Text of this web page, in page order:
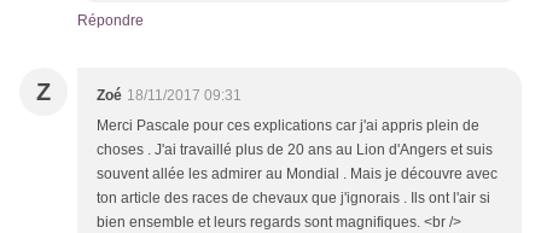
Répondre
Z Zoé 18/11/2017 09:31
Merci Pascale pour ces explications car j'ai appris plein de
choses . J'ai travaillé plus de 20 ans au Lion d'Angers et suis
souvent allée les admirer au Mondial . Mais je découvre avec
ton article des races de chevaux que j'ignorais . Ils ont l'air si
bien ensemble et leurs regards sont magnifiques. <br />